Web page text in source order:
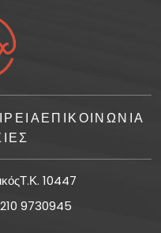
ΕΠΙΚΟΙΝΩΝΙΑ
10447
9730945